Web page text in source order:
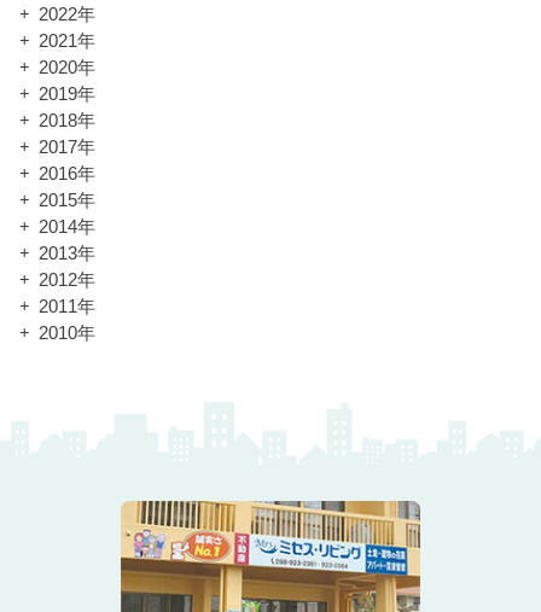
2022年
2021年
2020年
2019年
2018年
2017年
2016年
2015年
2014年
2013年
2012年
2011年
2010年